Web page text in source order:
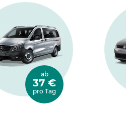
ab
37 €
pro Tag